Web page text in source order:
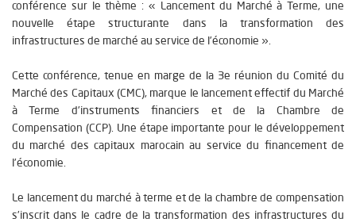
conférence sur le thème : « Lancement du Marché à Terme, une
nouvelle étape structurante dans la transformation des
infrastructures de marché au service de l’économie ».
Cette conférence, tenue en marge de la 3e réunion du Comité du
Marché des Capitaux (CMC), marque le lancement effectif du Marché
à Terme d’instruments financiers et de la Chambre de
Compensation (CCP). Une étape importante pour le développement
du marché des capitaux marocain au service du financement de
l’économie.
Le lancement du marché à terme et de la chambre de compensation
s’inscrit dans le cadre de la transformation des infrastructures du